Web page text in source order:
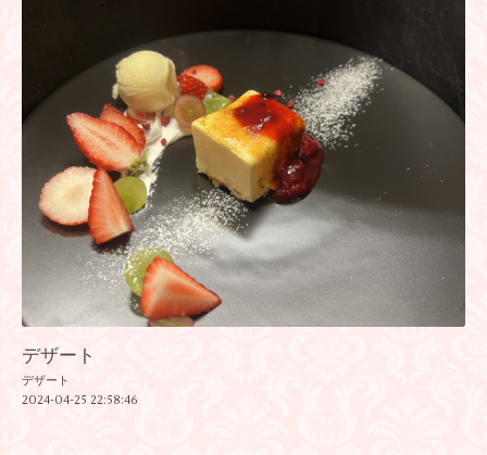
デザート
デザート
2024-04-25 22:58:46